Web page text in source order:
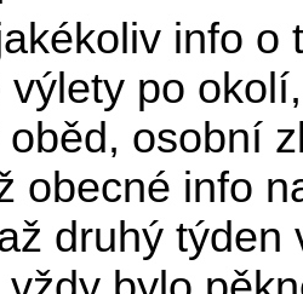
info o
výlety po
oběd, osobní
obecné info
druhý